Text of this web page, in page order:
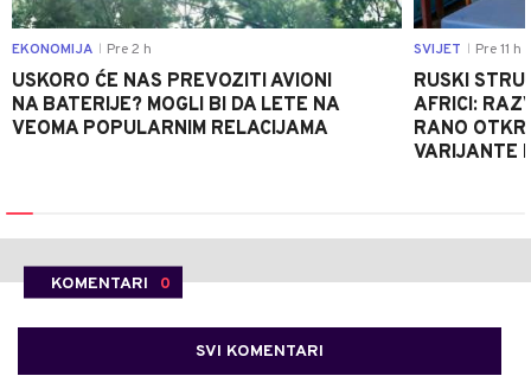
EKONOMIJA Pre 2 h
USKORO ĆE NAS PREVOZITI AVIONI
NA BATERIJE? MOGLI BI DA LETE NA
VEOMA POPULARNIM RELACIJAMA
SVIJET Pre 11 h
RUSKI
AFRICI:
RANO
VARIJANTE
KOMENTARI 0
SVI KOMENTARI